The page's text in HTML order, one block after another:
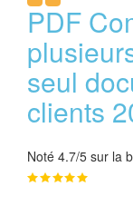
PDF
seul
clients
Noté 4.7/5 sur la